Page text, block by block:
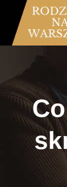
Przejdź
treści